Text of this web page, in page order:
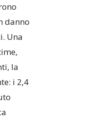
danno
Una
la
i 2,4